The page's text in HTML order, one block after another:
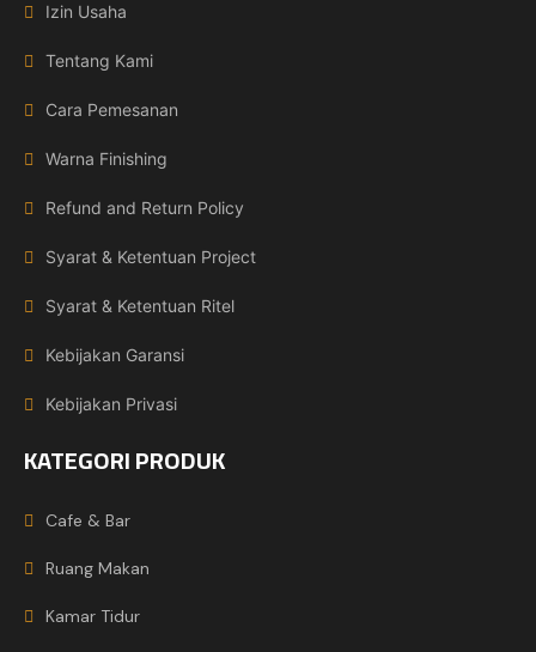
Izin Usaha
Tentang Kami
Cara Pemesanan
Warna Finishing
Refund and Return Policy
Syarat & Ketentuan Project
Syarat & Ketentuan Ritel
Kebijakan Garansi
Kebijakan Privasi
KATEGORI PRODUK
Cafe & Bar
Ruang Makan
Kamar Tidur